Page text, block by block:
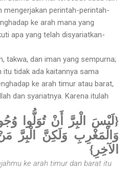
mengerjakan perintah-perintah-
ke arah mana yang
apa yang telah disyariatkan-
takwa, dan iman yang sempurna;
tidak ada kaitannya sama
ke arah timur atau barat,
dan syariatnya. Karena itulah
{لَيْسَ الْبِرَّ أَنْ تُوَلُّوا
وَالْمَغْرِبِ وَلَكِنَّ الْبِرَّ
الآخِرِ}
ke arah timur dan barat itu